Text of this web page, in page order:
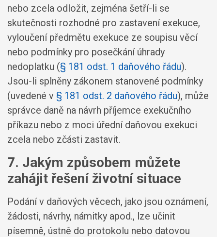
nebo zcela odložit, zejména šetří-li se
skutečnosti rozhodné pro zastavení exekuce,
vyloučení předmětu exekuce ze soupisu věcí
nebo podmínky pro posečkání úhrady
nedoplatku (§ 181 odst. 1 daňového řádu).
Jsou-li splněny zákonem stanovené podmínky
(uvedené v § 181 odst. 2 daňového řádu), může
správce daně na návrh příjemce exekučního
příkazu nebo z moci úřední daňovou exekuci
zcela nebo zčásti zastavit.
7. Jakým způsobem můžete
zahájit řešení životní situace
Podání v daňových věcech, jako jsou oznámení,
žádosti, návrhy, námitky apod., lze učinit
písemně, ústně do protokolu nebo datovou